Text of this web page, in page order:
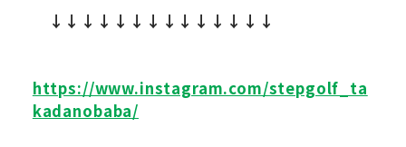
↓↓↓↓↓↓↓↓↓↓↓↓↓↓
https://www.instagram.com/stepgolf_ta
kadanobaba/